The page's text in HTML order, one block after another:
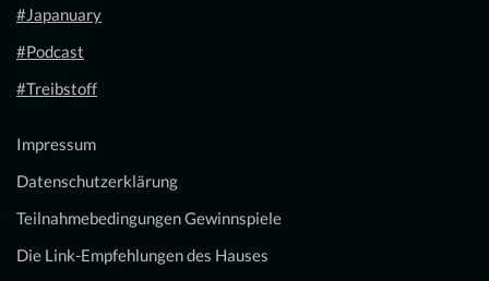
#Japanuary
#Podcast
#Treibstoff
Impressum
Datenschutzerklärung
Teilnahmebedingungen Gewinnspiele
Die Link-Empfehlungen des Hauses